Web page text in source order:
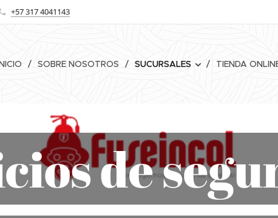
+57 317 4041143
SOBRE NOSOTROS SUCURSALES TIENDA
de